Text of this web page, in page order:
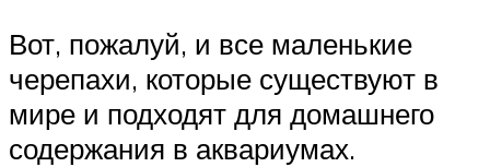
Вот, пожалуй, и все маленькие
черепахи, которые существуют в
мире и подходят для домашнего
содержания в аквариумах.